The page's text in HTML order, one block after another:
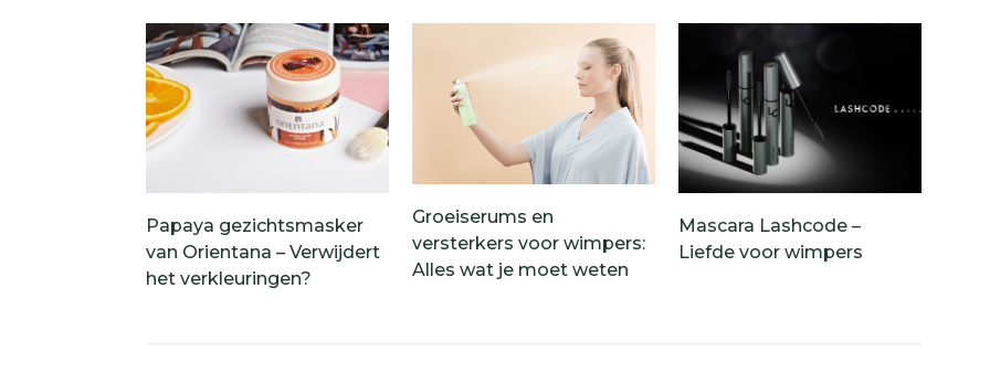
Papaya gezichtsmasker
van Orientana – Verwijdert
het verkleuringen?
Groeiserums en
versterkers voor wimpers:
Alles wat je moet weten
Mascara Lashcode –
Liefde voor wimpers